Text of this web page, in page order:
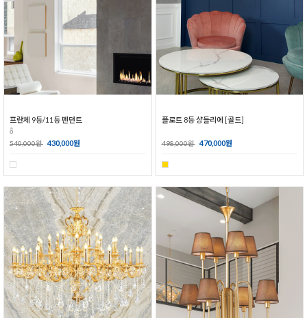
프란체 9등/11등 펜던트
ȭ
540,000원 430,000원
플로트 8등 샹들리에 [골드]
498,000원 470,000원